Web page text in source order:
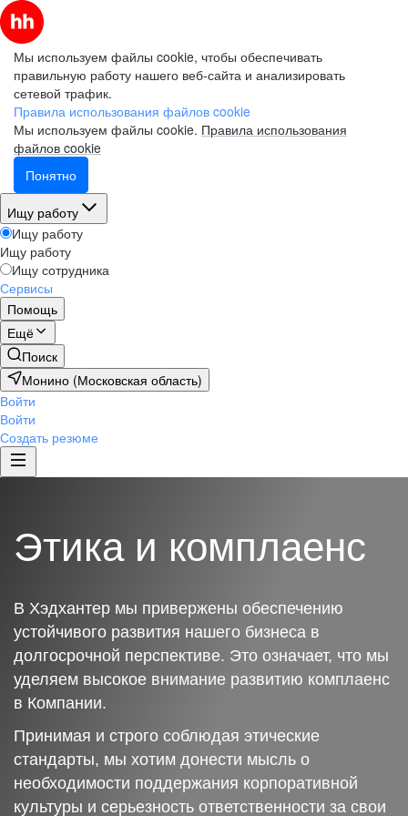
Мы используем файлы cookie, чтобы обеспечивать
правильную работу нашего веб-сайта и анализировать
сетевой трафик.
Правила использования файлов cookie
Мы используем файлы cookie. Правила использования
файлов cookie
Понятно
Ищу работу
Ищу работу
Ищу работу
Ищу сотрудника
Сервисы
Помощь
Ещё
Поиск
Монино (Московская область)
Войти
Войти
Создать резюме
Этика и комплаенс
В Хэдхантер мы привержены обеспечению
устойчивого развития нашего бизнеса в
долгосрочной перспективе. Это означает, что мы
уделяем высокое внимание развитию комплаенс
в Компании.
Принимая и строго соблюдая этические
стандарты, мы хотим донести мысль о
необходимости поддержания корпоративной
культуры и серьезность ответственности за свои